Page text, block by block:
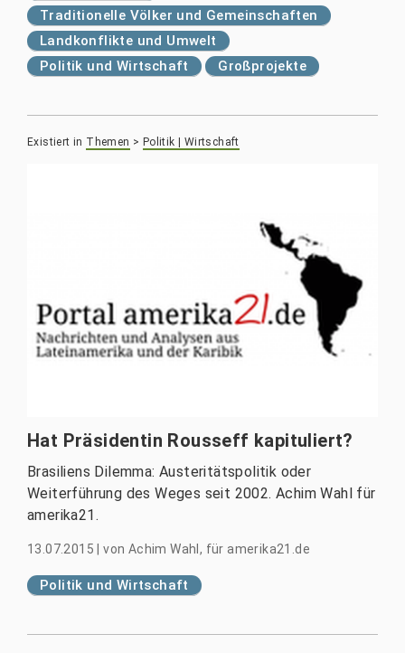
Traditionelle Völker und Gemeinschaften
Landkonflikte und Umwelt
Politik und Wirtschaft
Großprojekte
Existiert in Themen > Politik | Wirtschaft
Hat Präsidentin Rousseff kapituliert?
Brasiliens Dilemma: Austeritätspolitik oder
Weiterführung des Weges seit 2002. Achim Wahl für
amerika21.
13.07.2015 |von Achim Wahl, für amerika21.de
Politik und Wirtschaft